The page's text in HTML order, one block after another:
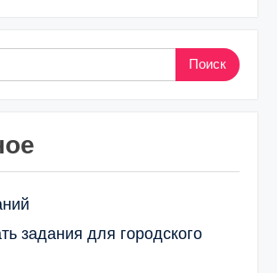
задания для городского